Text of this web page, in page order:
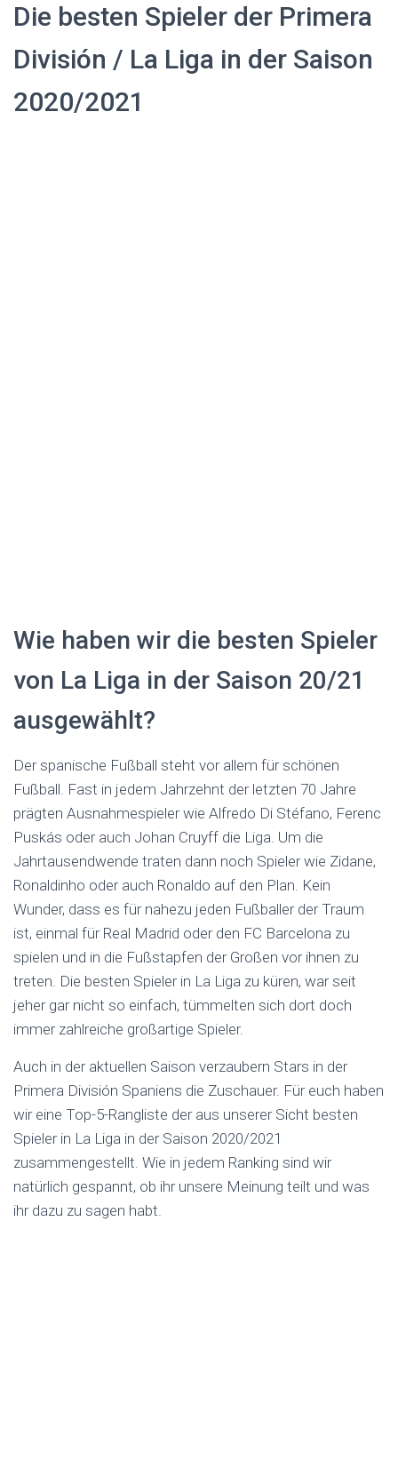
Die besten Spieler der Primera
División / La Liga in der Saison
2020/2021
Wie haben wir die besten Spieler
von La Liga in der Saison 20/21
ausgewählt?
Der spanische Fußball steht vor allem für schönen
Fußball. Fast in jedem Jahrzehnt der letzten 70 Jahre
prägten Ausnahmespieler wie Alfredo Di Stéfano, Ferenc
Puskás oder auch Johan Cruyff die Liga. Um die
Jahrtausendwende traten dann noch Spieler wie Zidane,
Ronaldinho oder auch Ronaldo auf den Plan. Kein
Wunder, dass es für nahezu jeden Fußballer der Traum
ist, einmal für Real Madrid oder den FC Barcelona zu
spielen und in die Fußstapfen der Großen vor ihnen zu
treten. Die besten Spieler in La Liga zu küren, war seit
jeher gar nicht so einfach, tümmelten sich dort doch
immer zahlreiche großartige Spieler.
Auch in der aktuellen Saison verzaubern Stars in der
Primera División Spaniens die Zuschauer. Für euch haben
wir eine Top-5-Rangliste der aus unserer Sicht besten
Spieler in La Liga in der Saison 2020/2021
zusammengestellt. Wie in jedem Ranking sind wir
natürlich gespannt, ob ihr unsere Meinung teilt und was
ihr dazu zu sagen habt.